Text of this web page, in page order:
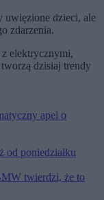
uwięzione dzieci, ale
zdarzenia.
elektrycznymi,
dzisiaj trendy
apel o
poniedziałku
twierdzi, że to